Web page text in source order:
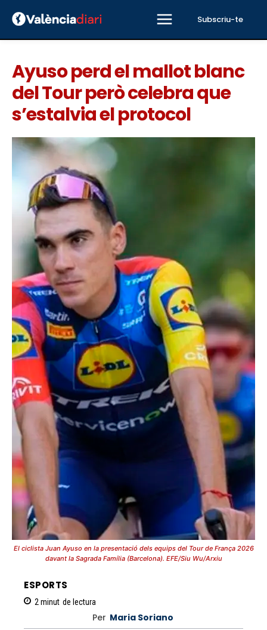
Subscriu-te
Ayuso perd el mallot blanc
del Tour però celebra que
s’estalvia el protocol
El ciclista Juan Ayuso en la presentació dels equips del Tour de França 2026
davant la Sagrada Família (Barcelona). EFE/Siu Wu/Arxiu
ESPORTS
2 minut de lectura
Per Maria Soriano